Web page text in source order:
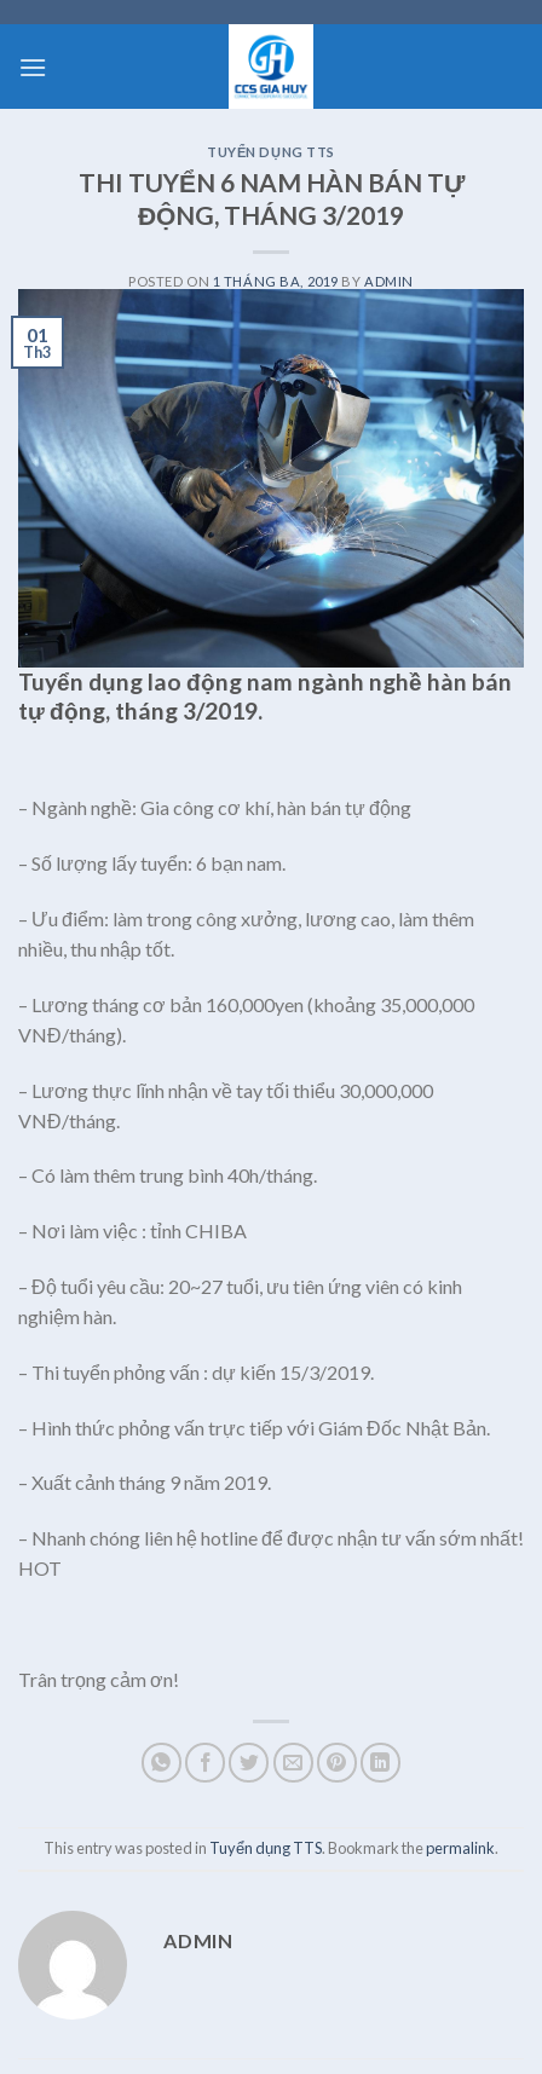
content
TUYỂN DỤNG TTS
THI TUYỂN 6 NAM HÀN BÁN TỰ
ĐỘNG, THÁNG 3/2019
POSTED ON 1 THÁNG BA, 2019 BY ADMIN
01
Th3
Tuyển dụng lao động nam ngành nghề hàn bán
tự động, tháng 3/2019.
– Ngành nghề: Gia công cơ khí, hàn bán tự động
– Số lượng lấy tuyển: 6 bạn nam.
– Ưu điểm: làm trong công xưởng, lương cao, làm thêm
nhiều, thu nhập tốt.
– Lương tháng cơ bản 160,000yen (khoảng 35,000,000
VNĐ/tháng).
– Lương thực lĩnh nhận về tay tối thiểu 30,000,000
VNĐ/tháng.
– Có làm thêm trung bình 40h/tháng.
– Nơi làm việc : tỉnh CHIBA
– Độ tuổi yêu cầu: 20~27 tuổi, ưu tiên ứng viên có kinh
nghiệm hàn.
– Thi tuyển phỏng vấn : dự kiến 15/3/2019.
– Hình thức phỏng vấn trực tiếp với Giám Đốc Nhật Bản.
– Xuất cảnh tháng 9 năm 2019.
– Nhanh chóng liên hệ hotline để được nhận tư vấn sớm nhất!
HOT
Trân trọng cảm ơn!
This entry was posted in Tuyển dụng TTS. Bookmark thepermalink.
ADMIN